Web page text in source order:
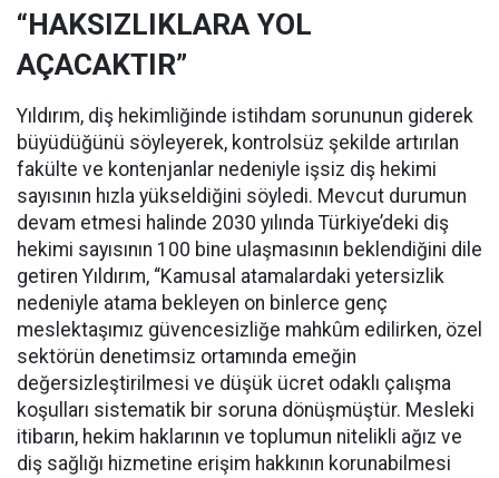
“HAKSIZLIKLARA YOL
AÇACAKTIR”
Yıldırım, diş hekimliğinde istihdam sorununun giderek
büyüdüğünü söyleyerek, kontrolsüz şekilde artırılan
fakülte ve kontenjanlar nedeniyle işsiz diş hekimi
sayısının hızla yükseldiğini söyledi. Mevcut durumun
devam etmesi halinde 2030 yılında Türkiye’deki diş
hekimi sayısının 100 bine ulaşmasının beklendiğini dile
getiren Yıldırım, “Kamusal atamalardaki yetersizlik
nedeniyle atama bekleyen on binlerce genç
meslektaşımız güvencesizliğe mahkûm edilirken, özel
sektörün denetimsiz ortamında emeğin
değersizleştirilmesi ve düşük ücret odaklı çalışma
koşulları sistematik bir soruna dönüşmüştür. Mesleki
itibarın, hekim haklarının ve toplumun nitelikli ağız ve
diş sağlığı hizmetine erişim hakkının korunabilmesi